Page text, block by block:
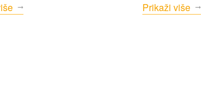
Prikaži više